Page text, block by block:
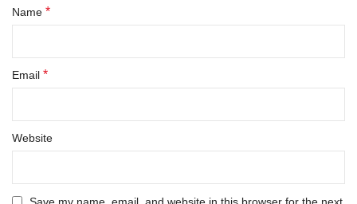
Name *
Email *
Website